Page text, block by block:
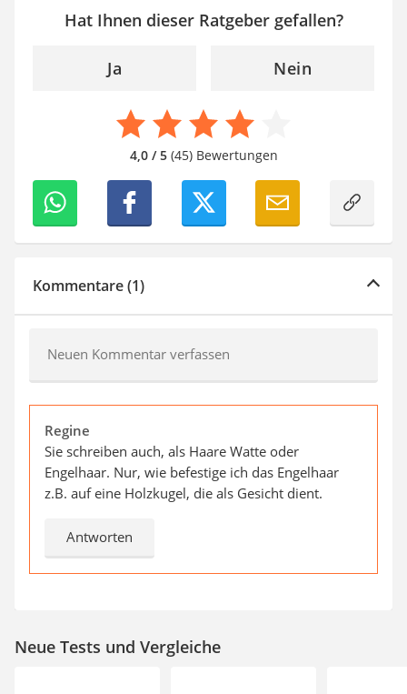
Hat Ihnen dieser Ratgeber gefallen?
Ja Nein
4,0 / 5(45) Bewertungen
Kommentare (1)
Neuen Kommentar verfassen
Regine
Sie schreiben auch, als Haare Watte oder
Engelhaar. Nur, wie befestige ich das Engelhaar
z.B. auf eine Holzkugel, die als Gesicht dient.
Antworten
Neue Tests und Vergleiche